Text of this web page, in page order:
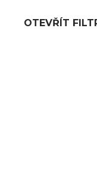
OTEVŘÍT